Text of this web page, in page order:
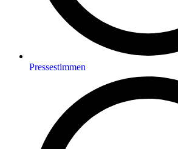
Pressestimmen